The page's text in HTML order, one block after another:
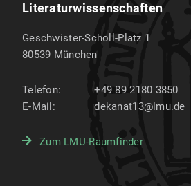
Literaturwissenschaften
Geschwister-Scholl-Platz 1
80539 München
Telefon:
+49 89 2180 3850
E-Mail:
dekanat13@lmu.de
Zum LMU-Raumfinder